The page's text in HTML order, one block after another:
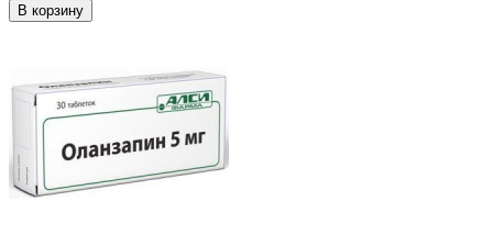
В корзину